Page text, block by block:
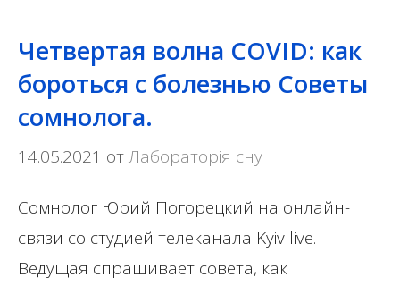
Четвертая волна COVID: как
бороться с болезнью Советы
сомнолога.
14.05.2021 отЛабораторія сну
Сомнолог Юрий Погорецкий на онлайн-
связи со студией телеканала Kyiv live.
Ведущая спрашивает совета, как